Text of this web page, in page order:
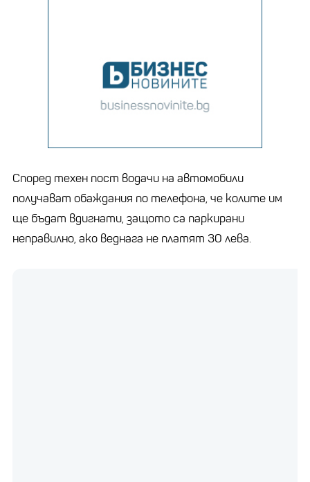
Според техен пост водачи на автомобили
получават обаждания по телефона, че колите им
ще бъдат вдигнати, защото са паркирани
неправилно, ако веднага не платят 30 лева.